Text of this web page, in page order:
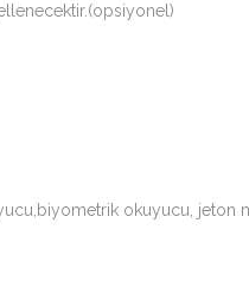
okuyucu, jeton